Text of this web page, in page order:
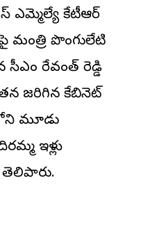
ఎమ్మెల్యే కేటీఆర్
పొంగులేటి
రేవంత్ రెడ్డి
జరిగిన కేబినెట్
మూడు
ఇళ్లు
తెలిపారు.